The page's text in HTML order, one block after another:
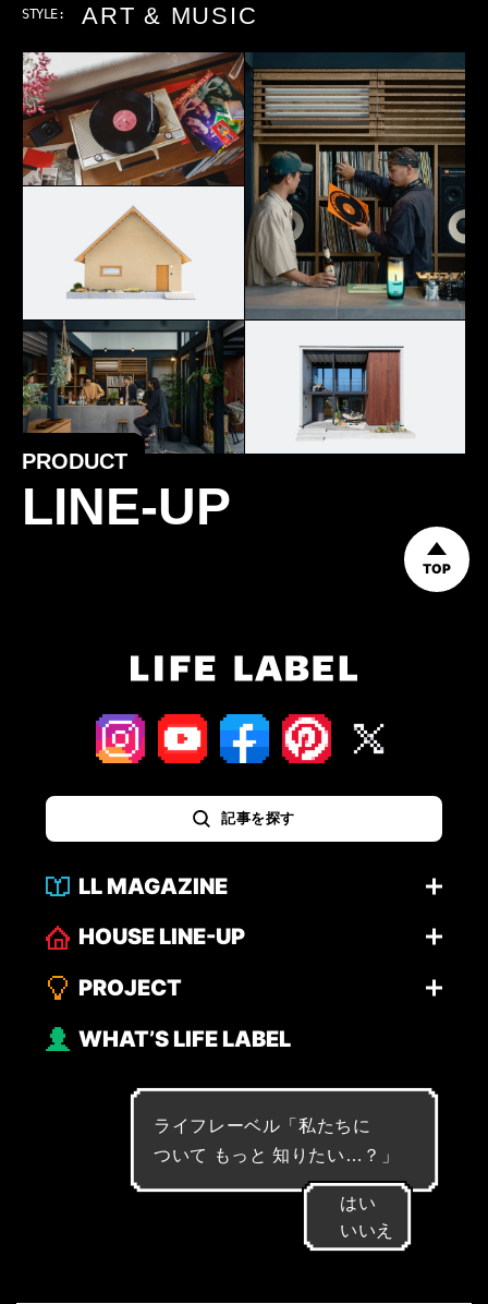
STYLE: ART & MUSIC
PRODUCT
LINE-UP
TOP
記事を探す
LL MAGAZINE
HOUSE LINE-UP
PROJECT
WHAT’S LIFE LABEL
ライフレーベル「私たち に
ついて も っ と 知 り た い … ？ 」
はい
いいえ